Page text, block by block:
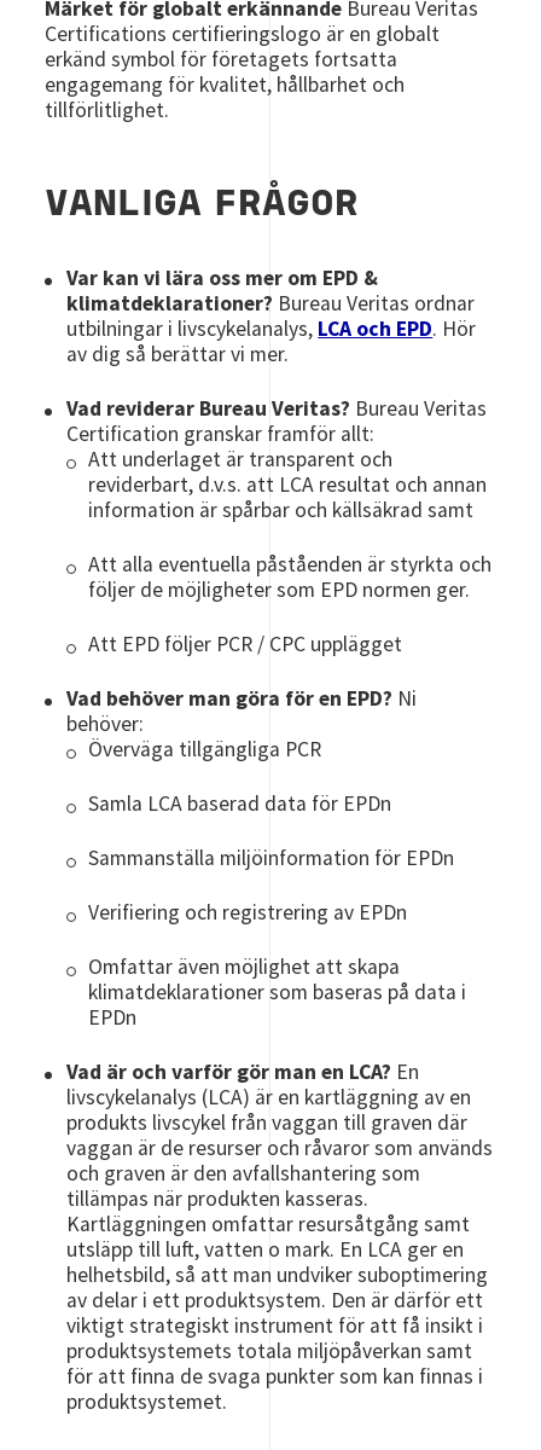
Märket för globalt erkännande Bureau Veritas
Certifications certifieringslogo är en globalt
erkänd symbol för företagets fortsatta
engagemang för kvalitet, hållbarhet och
tillförlitlighet.
VANLIGA FRÅGOR
Var kan vi lära oss mer om EPD &
klimatdeklarationer? Bureau Veritas ordnar
utbilningar i livscykelanalys, LCA och EPD. Hör
av dig så berättar vi mer.
Vad reviderar Bureau Veritas? Bureau Veritas
Certification granskar framför allt:
Att underlaget är transparent och
reviderbart, d.v.s. att LCA resultat och annan
information är spårbar och källsäkrad samt
Att alla eventuella påståenden är styrkta och
följer de möjligheter som EPD normen ger.
Att EPD följer PCR / CPC upplägget
Vad behöver man göra för en EPD? Ni
behöver:
Överväga tillgängliga PCR
Samla LCA baserad data för EPDn
Sammanställa miljöinformation för EPDn
Verifiering och registrering av EPDn
Omfattar även möjlighet att skapa
klimatdeklarationer som baseras på data i
EPDn
Vad är och varför gör man en LCA? En
livscykelanalys (LCA) är en kartläggning av en
produkts livscykel från vaggan till graven där
vaggan är de resurser och råvaror som används
och graven är den avfallshantering som
tillämpas när produkten kasseras.
Kartläggningen omfattar resursåtgång samt
utsläpp till luft, vatten o mark. En LCA ger en
helhetsbild, så att man undviker suboptimering
av delar i ett produktsystem. Den är därför ett
viktigt strategiskt instrument för att få insikt i
produktsystemets totala miljöpåverkan samt
för att finna de svaga punkter som kan finnas i
produktsystemet.